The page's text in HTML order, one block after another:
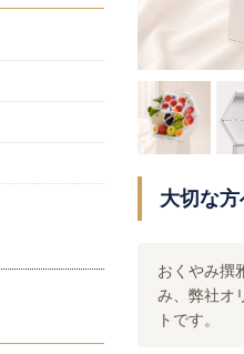
大切な
おくやみ撰
み、弊社オ
トです。